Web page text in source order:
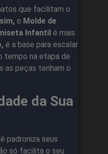
que facilitam o
o Molde de
Infantil é mais
é a base para escalar
tempo na etapa de
as peças tenham o
da Sua
padroniza seus
só facilita o seu